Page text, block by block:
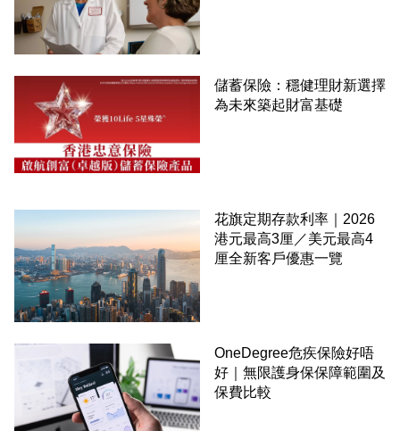
儲蓄保險：穩健理財新選擇
為未來築起財富基礎
花旗定期存款利率｜2026
港元最高3厘／美元最高4
厘全新客戶優惠一覽
OneDegree危疾保險好唔
好｜無限護身保保障範圍及
保費比較